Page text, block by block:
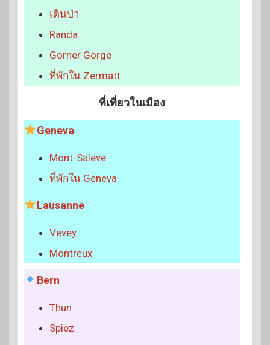
เดินป่า
Randa
Gorner Gorge
ที่พักใน Zermatt
ที่เที่ยวในเมือง
Geneva
Mont-Saleve
ที่พักใน Geneva
Lausanne
Vevey
Montreux
Bern
Thun
Spiez